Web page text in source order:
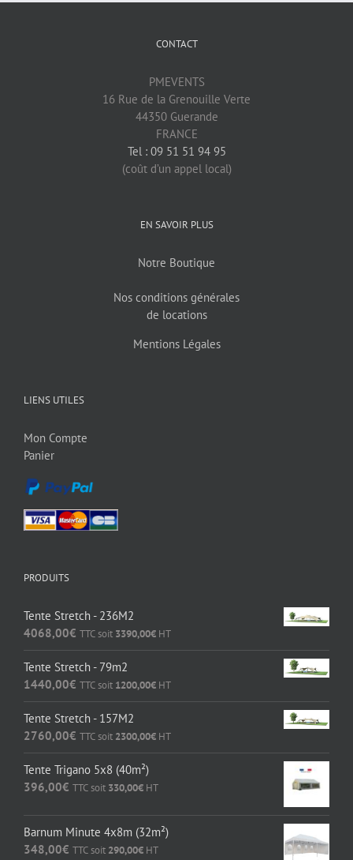
CONTACT
PMEVENTS
16 Rue de la Grenouille Verte
44350 Guerande
FRANCE
Tel : 09 51 51 94 95
(coût d’un appel local)
EN SAVOIR PLUS
Notre Boutique
Nos conditions générales
de locations
Mentions Légales
LIENS UTILES
Mon Compte
Panier
PRODUITS
Tente Stretch - 236M2
4068,00€ TTC soit 3390,00€ HT
Tente Stretch - 79m2
1440,00€ TTC soit 1200,00€ HT
Tente Stretch - 157M2
2760,00€ TTC soit 2300,00€ HT
Tente Trigano 5x8 (40m²)
396,00€ TTC soit 330,00€ HT
Barnum Minute 4x8m (32m²)
348,00€ TTC soit 290,00€ HT